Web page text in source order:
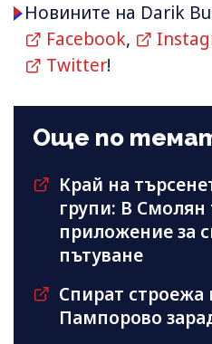
Новините на Darik
Facebook,
Twitter!
Още по
Край на
групи: В Смолян
приложение за
пътуване
Спират строежа
Пампорово